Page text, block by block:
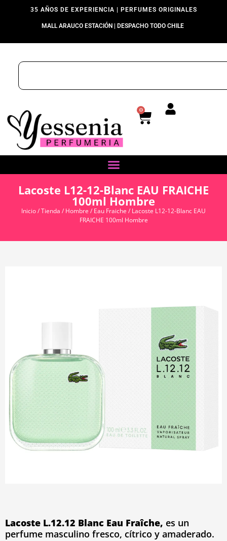
35 AÑOS DE EXPERIENCIA | PERFUMES ORIGINALES
MALL ARAUCO ESTACIÓN | DESPACHO TODO CHILE
0
Lacoste L12-12-Blanc EAU FRAICHE
100ml Hombre
Inicio/Tienda / Hombre / Eau Fraiche / Lacoste L12-12-Blanc EAU
FRAICHE 100ml Hombre
Lacoste L.12.12 Blanc Eau Fraîche, es un
perfume masculino fresco, cítrico y amaderado.